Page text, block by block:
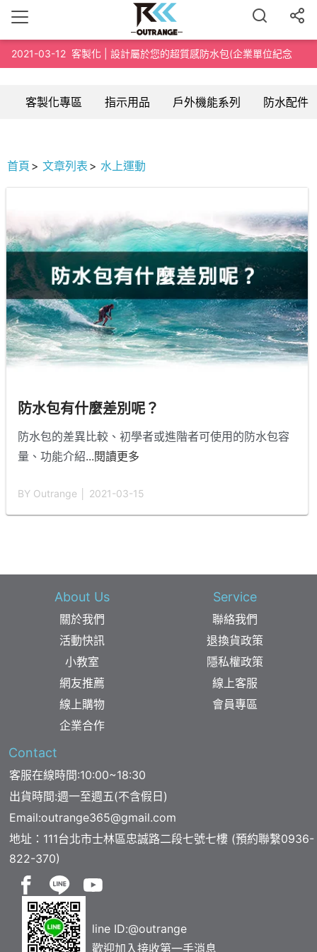
2021-03-12 客製化 | 設計屬於您的超質感防水包(企業單位紀念
客製化專區 指示用品 戶外機能系列 防水配件
首頁 文章列表 水上運動
防水包有什麼差別呢？
防水包的差異比較、初學者或進階者可使用的防水包容
量、功能介紹...閱讀更多
BY Outrange │ 2021-03-15
About Us
關於我們
活動快訊
小教室
網友推薦
線上購物
企業合作
Service
聯絡我們
退換貨政策
隱私權政策
線上客服
會員專區
Contact
客服在線時間:10:00~18:30
出貨時間:週一至週五(不含假日)
Email:outrange365@gmail.com
地址：111台北市士林區忠誠路二段七號七樓 (預約聯繫0936-
822-370)
line ID:@outrange
歡迎加入接收第一手消息